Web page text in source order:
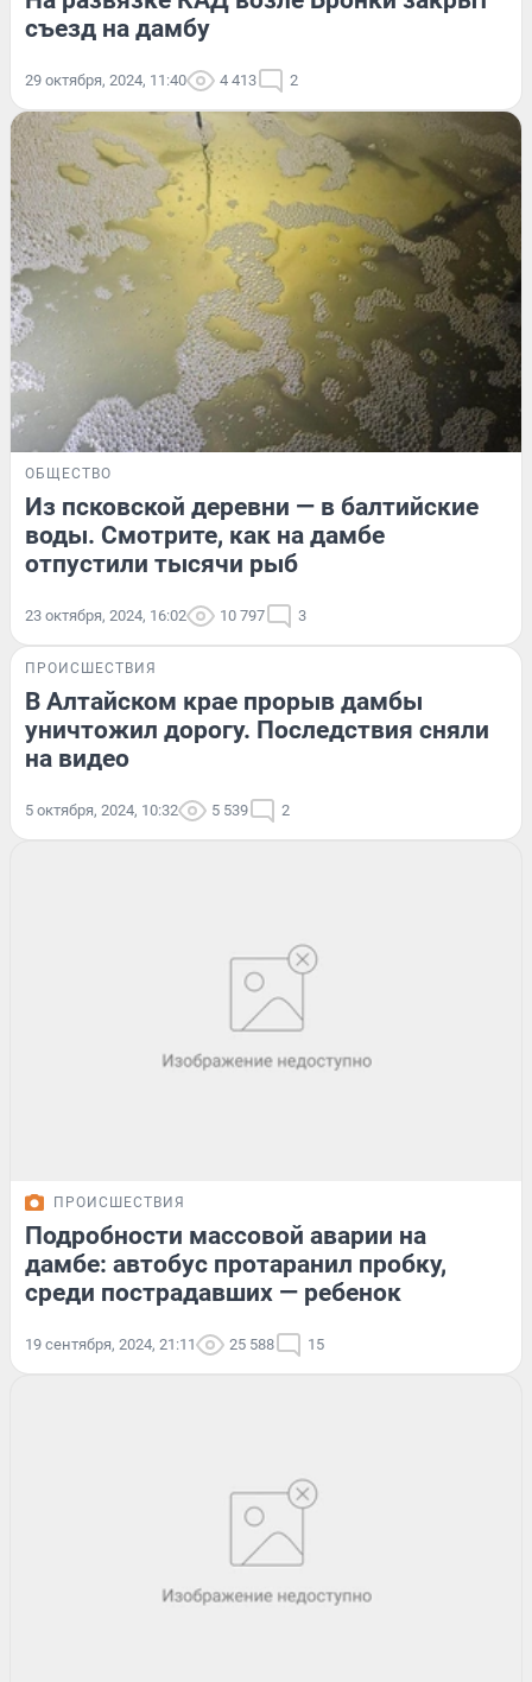
съезд на дамбу
29 октября, 2024, 11:40 4 413 2
ОБЩЕСТВО
Из псковской деревни — в балтийские
воды. Смотрите, как на дамбе
отпустили тысячи рыб
23 октября, 2024, 16:02 10 797 3
ПРОИСШЕСТВИЯ
В Алтайском крае прорыв дамбы
уничтожил дорогу. Последствия сняли
на видео
5 октября, 2024, 10:32 5 539 2
ПРОИСШЕСТВИЯ
Подробности массовой аварии на
дамбе: автобус протаранил пробку,
среди пострадавших — ребенок
19 сентября, 2024, 21:11 25 588 15